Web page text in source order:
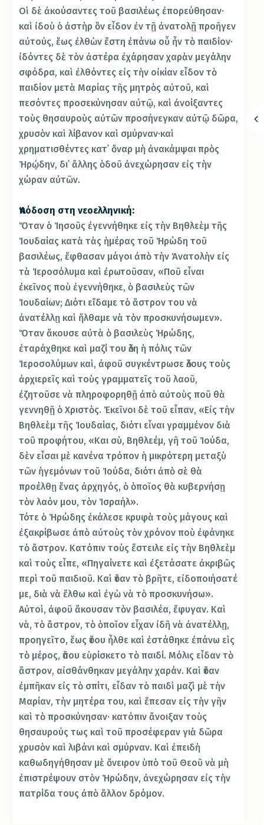
Οἱ δὲ ἀκούσαντες τοῦ βασιλέως ἐπορεύθησαν·
καὶ ἰδοὺ ὁ ἀστὴρ ὃν εἶδον ἐν τῇ ἀνατολῇ προῆγεν
αὐτούς, ἕως ἐλθὼν ἔστη ἐπάνω οὗ ἦν τὸ παιδίον·
ἰδόντες δὲ τὸν ἀστέρα ἐχάρησαν χαρὰν μεγάλην
σφόδρα, καὶ ἐλθόντες εἰς τὴν οἰκίαν εἶδον τὸ
παιδίον μετὰ Μαρίας τῆς μητρὸς αὐτοῦ, καὶ
πεσόντες προσεκύνησαν αὐτῷ, καὶ ἀνοίξαντες
τοὺς θησαυροὺς αὐτῶν προσήνεγκαν αὐτῷ δῶρα,
χρυσὸν καὶ λίβανον καὶ σμύρναν·καὶ
χρηματισθέντες κατ᾿ ὄναρ μὴ ἀνακάμψαι πρὸς
Ἡρῴδην, δι᾿ ἄλλης ὁδοῦ ἀνεχώρησαν εἰς τὴν
χώραν αὐτῶν.
Ἀπόδοση στη νεοελληνική:
Ὅταν ὁ Ἰησοῦς ἐγεννήθηκε εἰς τὴν Βηθλεὲμ τῆς
Ἰουδαίας κατὰ τὰς ἡμέρας τοῦ Ἡρώδη τοῦ
βασιλέως, ἔφθασαν μάγοι ἀπὸ τὴν Ἀνατολὴν εἰς
τὰ Ἱεροσόλυμα καὶ ἐρωτοῦσαν, «Ποῦ εἶναι
ἐκεῖνος ποὺ ἐγεννήθηκε, ὁ βασιλεὺς τῶν
Ἰουδαίων; Διότι εἴδαμε τὸ ἄστρον του νὰ
ἀνατέλλῃ καὶ ἤλθαμε νὰ τὸν προσκυνήσωμεν».
Ὅταν ἄκουσε αὐτὰ ὁ βασιλεὺς Ἡρώδης,
ἐταράχθηκε καὶ μαζί του ὅλη ἡ πόλις τῶν
Ἱεροσολύμων καὶ, ἀφοῦ συγκέντρωσε ὅλους τοὺς
ἀρχιερεῖς καὶ τοὺς γραμματεῖς τοῦ λαοῦ,
ἐζητοῦσε νὰ πληροφορηθῇ ἀπὸ αὐτοὺς ποῦ θὰ
γεννηθῇ ὁ Χριστὸς. Ἐκεῖνοι δὲ τοῦ εἶπαν, «Εἰς τὴν
Βηθλεὲμ τῆς Ἰουδαίας, διότι εἶναι γραμμένον διὰ
τοῦ προφήτου, «Και σὺ, Βηθλεέμ, γῆ τοῦ Ἰούδα,
δὲν εἶσαι μὲ κανένα τρόπον ἡ μικρότερη μεταξὺ
τῶν ἡγεμόνων τοῦ Ἰούδα, διότι ἀπὸ σὲ θὰ
προέλθῃ ἕνας ἀρχηγός, ὁ ὁποῖος θὰ κυβερνήσῃ
τὸν λαόν μου, τὸν Ἰσραήλ».
Τότε ὁ Ἡρώδης ἐκάλεσε κρυφὰ τοὺς μάγους καὶ
ἐξακρίβωσε ἀπὸ αὐτοὺς τὸν χρόνον ποὺ ἐφάνηκε
τὸ ἄστρον. Κατόπιν τοὺς ἔστειλε εἰς τὴν Βηθλεὲμ
καὶ τοὺς εἶπε, «Πηγαίνετε καὶ ἐξετάσατε ἀκριβῶς
περὶ τοῦ παιδιοῦ. Καὶ ὅταν τὸ βρῆτε, εἰδοποιήσατέ
με, διὰ νὰ ἔλθω καὶ ἐγὼ νὰ τὸ προσκυνήσω».
Αὐτοὶ, ἀφοῦ ἄκουσαν τὸν βασιλέα, ἔφυγαν. Καὶ
νὰ, τὸ ἄστρον, τὸ ὁποῖον εἶχαν ἰδῆ νὰ ἀνατέλλῃ,
προηγεῖτο, ἕως ὅτου ἦλθε καὶ ἐστάθηκε ἐπάνω εὶς
τὸ μέρος, ὅπου εὑρίσκετο τὸ παιδί. Μόλις εἶδαν τὸ
ἄστρον, αἰσθάνθηκαν μεγάλην χαράν. Καὶ ὅταν
ἐμπῆκαν εἰς τὸ σπίτι, εἶδαν τὸ παιδὶ μαζὶ μὲ τὴν
Μαρίαν, τὴν μητέρα του, καὶ ἔπεσαν εἰς τὴν γῆν
καὶ τὸ προσκύνησαν· κατόπιν ἄνοιξαν τοὺς
θησαυρούς τως καὶ τοῦ προσέφεραν γιὰ δῶρα
χρυσὸν καὶ λιβάνι καὶ σμύρναν. Καὶ ἐπειδὴ
καθωδηγήθησαν μὲ ὄνειρον ὑπὸ τοῦ Θεοῦ νὰ μὴ
ἐπιστρέψουν στὸν Ἡρώδην, ἀνεχώρησαν εἰς τὴν
πατρίδα τους ἀπὸ ἄλλον δρόμον.